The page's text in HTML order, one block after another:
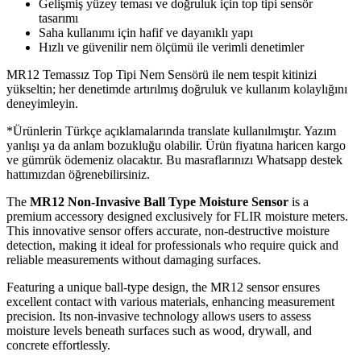
Gelişmiş yüzey teması ve doğruluk için top tipi sensör
tasarımı
Saha kullanımı için hafif ve dayanıklı yapı
Hızlı ve güvenilir nem ölçümü ile verimli denetimler
MR12 Temassız Top Tipi Nem Sensörü ile nem tespit kitinizi
yükseltin; her denetimde artırılmış doğruluk ve kullanım kolaylığını
deneyimleyin.
*Ürünlerin Türkçe açıklamalarında translate kullanılmıştır. Yazım
yanlışı ya da anlam bozukluğu olabilir. Ürün fiyatına haricen kargo
ve gümrük ödemeniz olacaktır. Bu masraflarınızı Whatsapp destek
hattımızdan öğrenebilirsiniz.
The MR12 Non-Invasive Ball Type Moisture Sensor is a
premium accessory designed exclusively for FLIR moisture meters.
This innovative sensor offers accurate, non-destructive moisture
detection, making it ideal for professionals who require quick and
reliable measurements without damaging surfaces.
Featuring a unique ball-type design, the MR12 sensor ensures
excellent contact with various materials, enhancing measurement
precision. Its non-invasive technology allows users to assess
moisture levels beneath surfaces such as wood, drywall, and
concrete effortlessly.